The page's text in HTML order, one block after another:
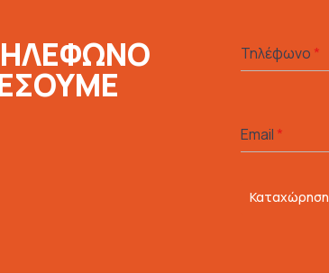
Τηλέφωνο *
Email *
Καταχώρηση